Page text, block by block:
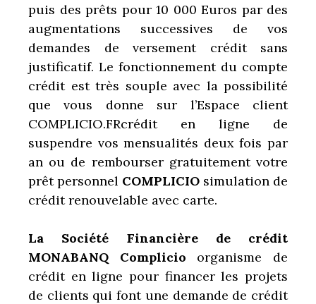
puis des prêts pour 10 000 Euros par des
augmentations successives de vos
demandes de versement crédit sans
justificatif. Le fonctionnement du compte
crédit est très souple avec la possibilité
que vous donne sur l’Espace client
COMPLICIO.FRcrédit en ligne de
suspendre vos mensualités deux fois par
an ou de rembourser gratuitement votre
prêt personnel COMPLICIO simulation de
crédit renouvelable avec carte.
La Société Financière de crédit
MONABANQ Complicio organisme de
crédit en ligne pour financer les projets
de clients qui font une demande de crédit